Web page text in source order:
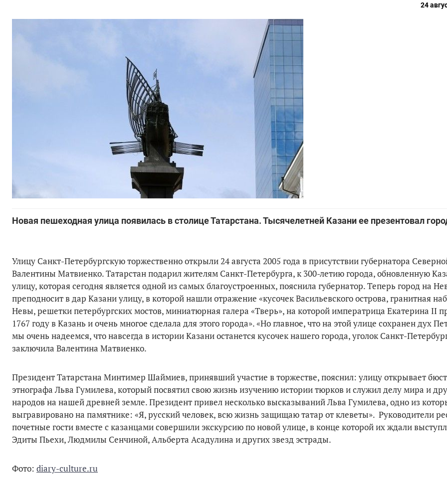
24
Новая пешеходная улица появилась в столице Татарстана. Тысячелетней Казани ее презентовал
Улицу Санкт-Петербургскую торжественно открыли 24 августа 2005 года в присутствии губернатора
Валентины Матвиенко. Татарстан подарил жителям Санкт-Петербурга, к 300-летию города, обновленную
улицу, которая сегодня является одной из самых благоустроенных, пояснила губернатор. Теперь город на
преподносит в дар Казани улицу, в которой нашли отражение «кусочек Васильевского острова, гранитная
Невы, решетки петербургских мостов, миниатюрная галера «Тверь», на которой императрица Екатерина II
1767 году в Казань и очень многое сделала для этого города». «Но главное, что на этой улице сохранен дух
мы очень надеемся, что навсегда в истории Казани останется кусочек нашего города, уголок Санкт-
заключила Валентина Матвиенко.
Президент Татарстана Минтимер Шаймиев, принявший участие в торжестве, пояснил: улицу открывает
этнографа Льва Гумилева, который посвятил свою жизнь изучению истории тюрков и служил делу мира и
народов на нашей древней земле. Президент привел несколько высказываний Льва Гумилева, одно из
выгравировано на памятнике: «Я, русский человек, всю жизнь защищаю татар от клеветы». Руководители
почетные гости вместе с казанцами совершили экскурсию по новой улице, в конце которой их ждали
Эдиты Пьехи, Людмилы Сенчиной, Альберта Асадулина и других звезд эстрады.
Фото: diary-culture.ru